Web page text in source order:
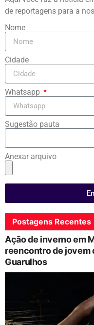
de reportagens para a
Nome
Cidade
Whatsapp
Sugestão pauta
Anexar arquivo
Postagens Recentes
Ação de inverno em
reencontro de jovem
Guarulhos